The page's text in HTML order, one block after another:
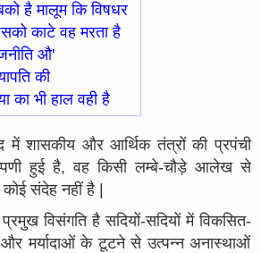
है मालूम कि विषधर
काटे वह मरता है
औ'
की
का भी हाल वही है
में शासकीय और आर्थिक तंत्रों की प्रपंची
हुई है, वह किसी लम्बे-चौड़े आलेख से
संदेह नहीं है |
विसंगति है सदियों-सदियों में विकसित-
और मर्यादाओं के टूटने से उत्पन्न अनास्थाओं